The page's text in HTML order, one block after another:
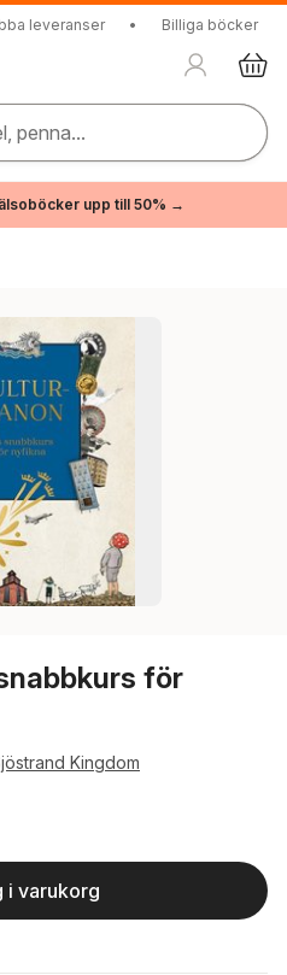
leveranser • Billiga böcker
penna...
upp till 50% →
för
Kingdom
i varukorg